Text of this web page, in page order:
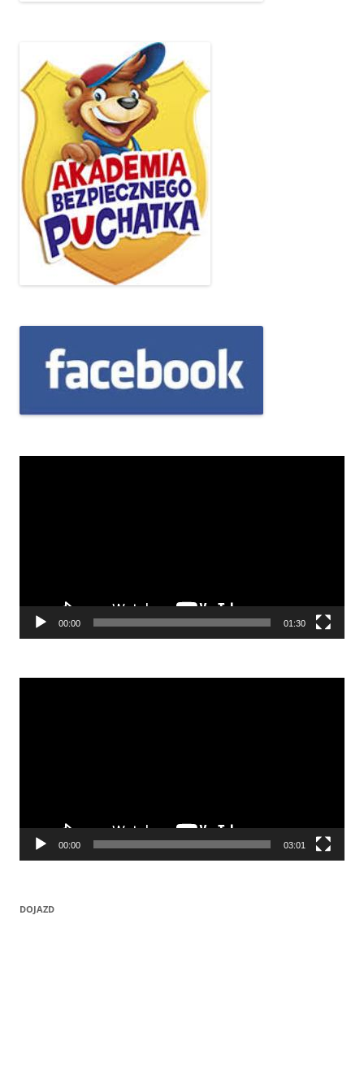
Odtwarzacz
00:00 01:30
Odtwarzacz
00:00 03:01
DOJAZD